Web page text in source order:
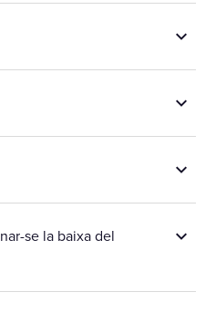
se la baixa del